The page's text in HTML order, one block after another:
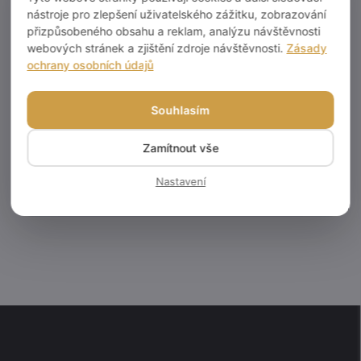
Kategorie: Bílé boxy
EAN:
Diskuze
Buďte první, kdo napíše příspěvek k této položce.
nástroje pro zlepšení uživatelského zážitku, zobrazování
přizpůsobeného obsahu a reklam, analýzu návštěvnosti
webových stránek a zjištění zdroje návštěvnosti. Zásady
ochrany osobních údajů
Souhlasím
Zamítnout vše
Nastavení